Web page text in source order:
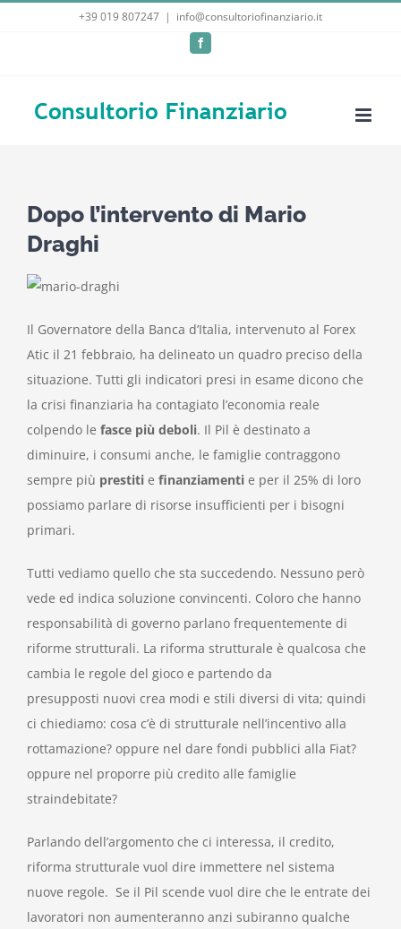
+39 019 807247 | info@consultoriofinanziario.it
Facebook
Dopo l’intervento di Mario
Draghi
Il Governatore della Banca d’Italia, intervenuto al Forex
Atic il 21 febbraio, ha delineato un quadro preciso della
situazione. Tutti gli indicatori presi in esame dicono che
la crisi finanziaria ha contagiato l’economia reale
colpendo le fasce più deboli. Il Pil è destinato a
diminuire, i consumi anche, le famiglie contraggono
sempre più prestiti e finanziamenti e per il 25% di loro
possiamo parlare di risorse insufficienti per i bisogni
primari.
Tutti vediamo quello che sta succedendo. Nessuno però
vede ed indica soluzione convincenti. Coloro che hanno
responsabilità di governo parlano frequentemente di
riforme strutturali. La riforma strutturale è qualcosa che
cambia le regole del gioco e partendo da
presupposti nuovi crea modi e stili diversi di vita; quindi
ci chiediamo: cosa c’è di strutturale nell’incentivo alla
rottamazione? oppure nel dare fondi pubblici alla Fiat?
oppure nel proporre più credito alle famiglie
straindebitate?
Parlando dell’argomento che ci interessa, il credito,
riforma strutturale vuol dire immettere nel sistema
nuove regole. Se il Pil scende vuol dire che le entrate dei
lavoratori non aumenteranno anzi subiranno qualche